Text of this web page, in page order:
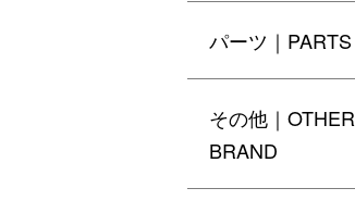
パーツ｜PARTS
その他｜OTHER
BRAND